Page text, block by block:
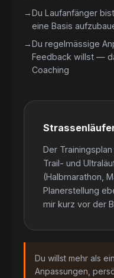
Du Laufanfänger
eine Basis
Du regelmässige
Feedback willst —
Coaching
Der
Trail- und
(Halbmarathon,
Planerstellung
mir kurz vor der
Du willst mehr als
Anpassungen,